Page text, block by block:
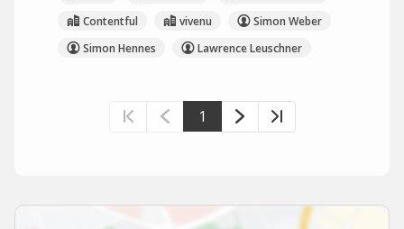
Contentful
vivenu
Simon Weber
Simon Hennes
Lawrence Leuschner
1